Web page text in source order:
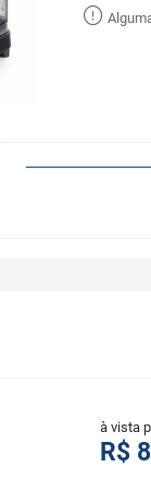
à vista
R$